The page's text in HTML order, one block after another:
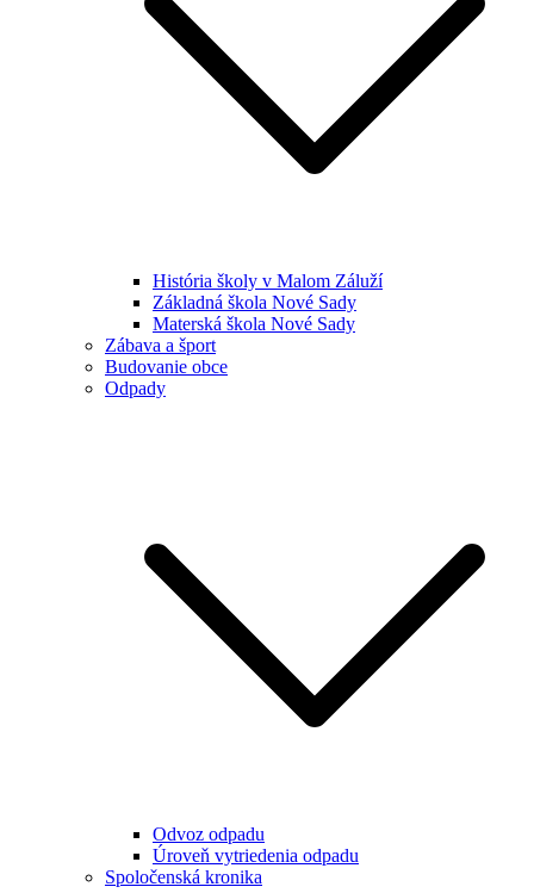
História školy v Malom Záluží
Základná škola Nové Sady
Materská škola Nové Sady
Zábava a šport
Budovanie obce
Odpady
Odvoz odpadu
Úroveň vytriedenia odpadu
Spoločenská kronika